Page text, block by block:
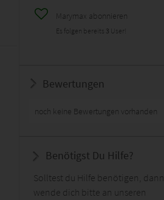
Marymax abonnieren
Es folgen bereits 3 User!
Bewertungen
noch keine Bewertungen vorhanden
Benötigst Du Hilfe?
Solltest du Hilfe benötigen, dann
wende dich bitte an unseren